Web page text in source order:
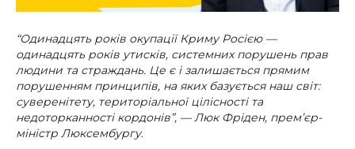
“Одинадцять років окупації Криму Росією —
одинадцять років утисків, системних порушень прав
людини та страждань. Це є і залишається прямим
порушенням принципів, на яких базується наш світ:
суверенітету, територіальної цілісності та
недоторканності кордонів”, — Люк Фріден, прем’єр-
міністр Люксембургу.